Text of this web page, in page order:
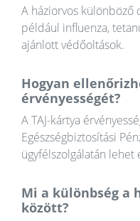
A háziorvos különböző
például influenza,
ajánlott védőoltások.
Hogyan
érvényességét?
A TAJ-kártya
Egészségbiztosítási
ügyfélszolgálatán lehet
Mi a különbség a
között?